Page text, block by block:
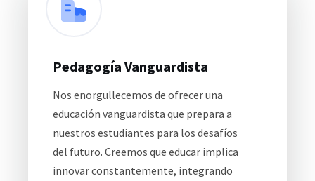
Pedagogía Vanguardista
Nos enorgullecemos de ofrecer una
educación vanguardista que prepara a
nuestros estudiantes para los desafíos
del futuro. Creemos que educar implica
innovar constantemente, integrando